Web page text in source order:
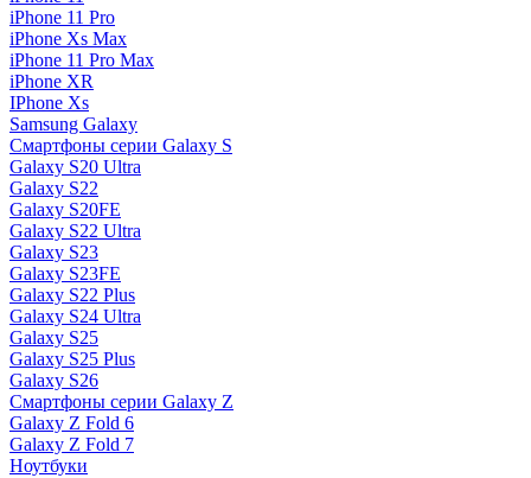
iPhone 11 Pro
iPhone Xs Max
iPhone 11 Pro Max
iPhone XR
IPhone Xs
Samsung Galaxy
Смартфоны серии Galaxy S
Galaxy S20 Ultra
Galaxy S22
Galaxy S20FE
Galaxy S22 Ultra
Galaxy S23
Galaxy S23FE
Galaxy S22 Plus
Galaxy S24 Ultra
Galaxy S25
Galaxy S25 Plus
Galaxy S26
Смартфоны серии Galaxy Z
Galaxy Z Fold 6
Galaxy Z Fold 7
Ноутбуки